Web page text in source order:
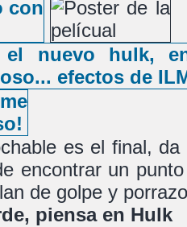
es el final,
encontrar un
de golpe y
piensa en Hulk